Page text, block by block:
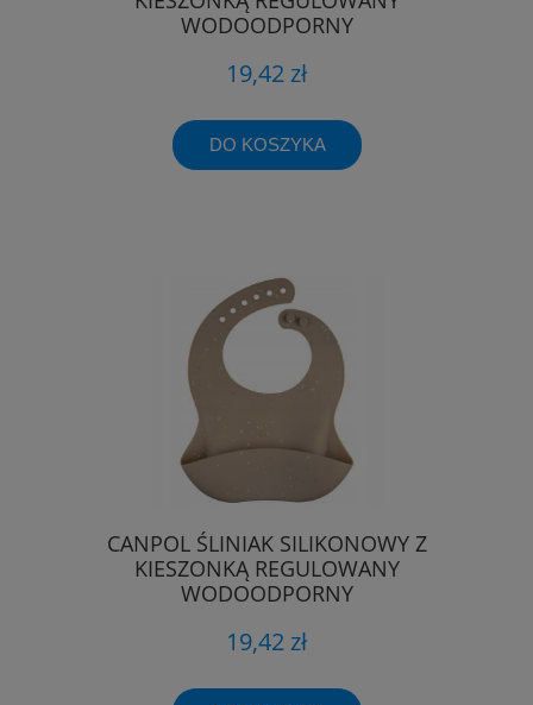
WODOODPORNY
19,42 zł
DO KOSZYKA
CANPOL ŚLINIAK SILIKONOWY Z
KIESZONKĄ REGULOWANY
WODOODPORNY
19,42 zł